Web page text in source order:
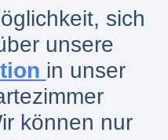
sich
unsere
in unser
können nur